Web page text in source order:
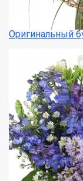
Оригинальный